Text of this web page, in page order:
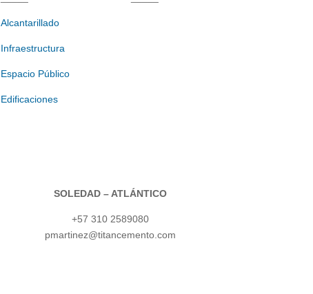
Alcantarillado
Infraestructura
Espacio Público
Edificaciones
SOLEDAD – ATLÁNTICO
+57 310 2589080
pmartinez@titancemento.com​